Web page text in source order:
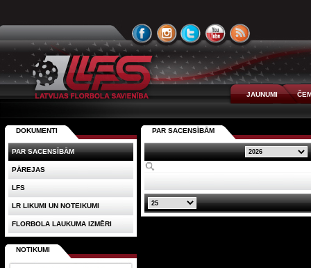
JAUNUMI
PAR SACENSĪBĀM
DOKUMENTI
PAR SACENSĪBĀM
PĀREJAS
LFS
LR LIKUMI UN NOTEIKUMI
FLORBOLA LAUKUMA IZMĒRI
NOTIKUMI